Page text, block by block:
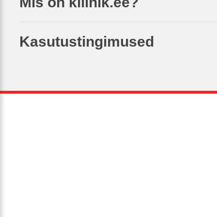
Kasutustingimused